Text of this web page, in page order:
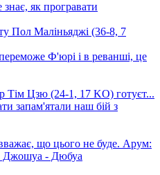
як програвати
Ф'юрі і в реванші, це
запам'ятали наш бій з
Арум:
Джошуа - Дюбуа